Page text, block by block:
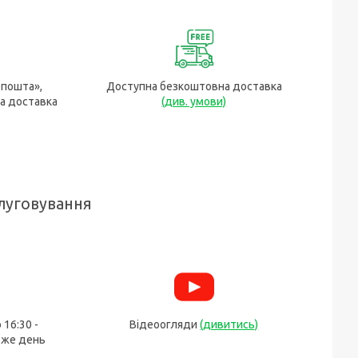
доставка
Доступна безкоштовна доставка
(див. умови)
16:30 -
же день
Відеоогляди(дивитись)